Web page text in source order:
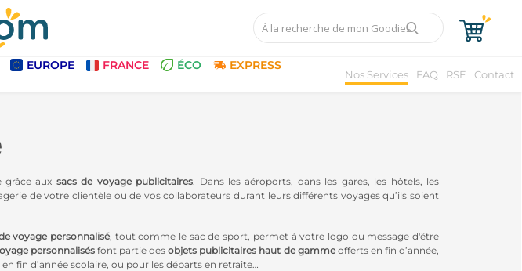
EUROPE FRANCE ÉCO EXPRESS
Nos Services FAQ RSE Contact
aux sacs de voyage publicitaires . Dans les aéroports, dans les gares, les hôtels, les
de votre clientèle ou de vos collaborateurs durant leurs différents voyages qu’ils soient
voyage personnalisé, tout comme le sac de sport, permet à votre logo ou message d'être
personnalisésfont partie desobjets publicitaires haut de gammeofferts en fin d’année,
fin d’année scolaire, ou pour les départs en retraite…